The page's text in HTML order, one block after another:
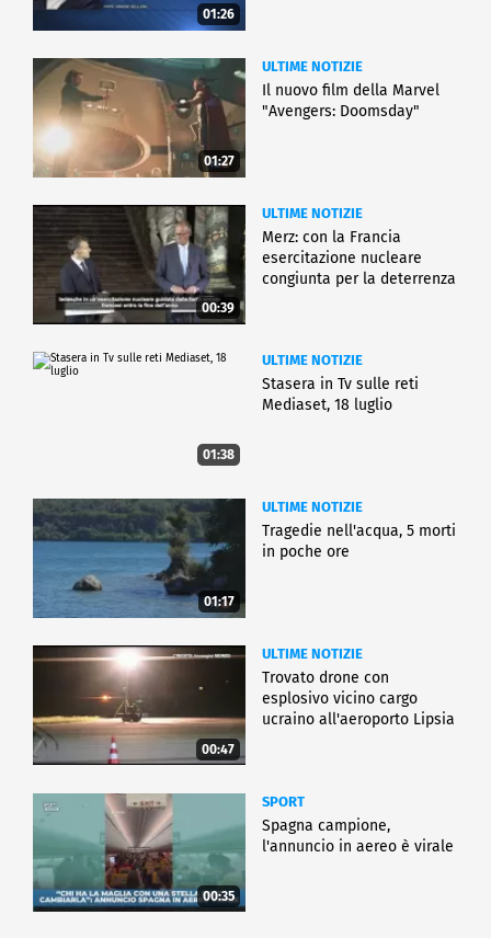
01:26
01:27
ULTIME NOTIZIE
Il nuovo film della Marvel
"Avengers: Doomsday"
00:39
ULTIME NOTIZIE
Merz: con la Francia
esercitazione nucleare
congiunta per la deterrenza
01:38
ULTIME NOTIZIE
Stasera in Tv sulle reti
Mediaset, 18 luglio
01:17
ULTIME NOTIZIE
Tragedie nell'acqua, 5 morti
in poche ore
00:47
ULTIME NOTIZIE
Trovato drone con
esplosivo vicino cargo
ucraino all'aeroporto Lipsia
00:35
SPORT
Spagna campione,
l'annuncio in aereo è virale